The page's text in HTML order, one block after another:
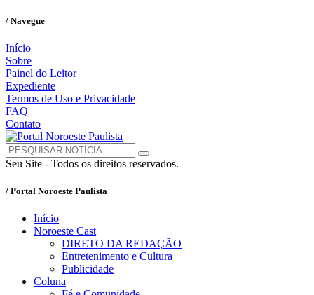
/ Navegue
Início
Sobre
Painel do Leitor
Expediente
Termos de Uso e Privacidade
FAQ
Contato
Seu Site - Todos os direitos reservados.
/ Portal Noroeste Paulista
Início
Noroeste Cast
DIRETO DA REDAÇÃO
Entretenimento e Cultura
Publicidade
Coluna